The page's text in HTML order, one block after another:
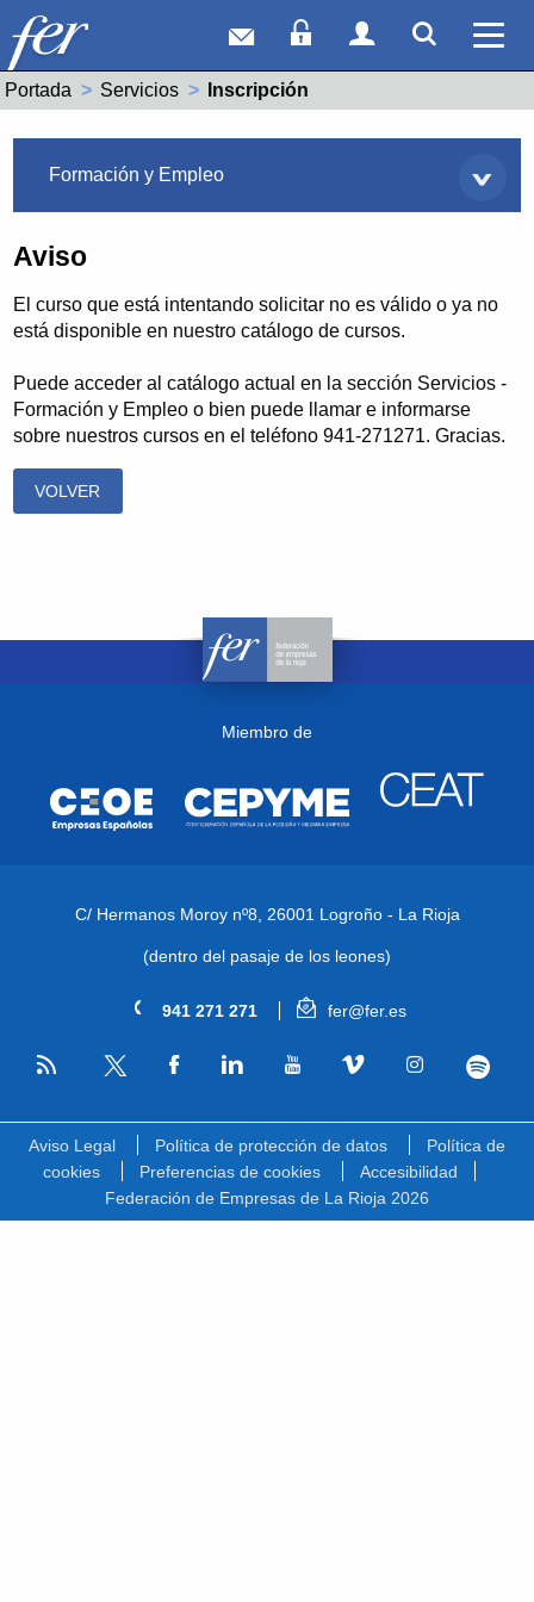
Correo webAcceso Socios
Acceso
Portada Servicios Actual:
Inscripción
Formación y Empleo
Aviso
El curso que está intentando solicitar no es válido o ya no
está disponible en nuestro catálogo de cursos.
Puede acceder al catálogo actual en la sección Servicios -
Formación y Empleo o bien puede llamar e informarse
sobre nuestros cursos en el teléfono 941-271271. Gracias.
VOLVER
Miembro de
C/ Hermanos Moroy nº8, 26001 Logroño - La Rioja
(dentro del pasaje de los leones)
941 271 271 fer@fer.es
RSS
Aviso Legal Política de protección de datos
Política de
cookies
Preferencias de cookies
Accesibilidad
Federación de Empresas de La Rioja 2026